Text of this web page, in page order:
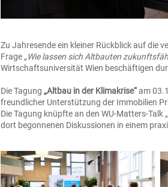
Zu Jahresende ein kleiner Rückblick auf die
Frage „Wie lassen sich Altbauten
Wirtschaftsuniversität Wien beschäftigen
Die Tagung „Altbau in der Klimakrise“am
freundlicher Unterstützung der Immobilien
Die Tagung knüpfte an den WU-Matters-
dort begonnenen Diskussionen in einem